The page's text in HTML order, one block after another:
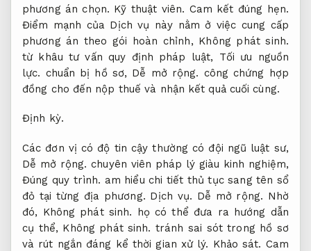
phương án chọn. Kỹ thuật viên. Cam kết đúng hẹn.
Điểm mạnh của Dịch vụ này nằm ở việc cung cấp
phương án theo gói hoàn chỉnh, Không phát sinh.
từ khâu tư vấn quy định pháp luật, Tối ưu nguồn
lực. chuẩn bị hồ sơ, Dễ mở rộng. công chứng hợp
đồng cho đến nộp thuế và nhận kết quả cuối cùng.
Định kỳ.
Các đơn vị có độ tin cậy thường có đội ngũ luật sư,
Dễ mở rộng. chuyên viên pháp lý giàu kinh nghiệm,
Đúng quy trình. am hiểu chi tiết thủ tục sang tên sổ
đỏ tại từng địa phương. Dịch vụ. Dễ mở rộng. Nhờ
đó, Không phát sinh. họ có thể đưa ra hướng dẫn
cụ thể, Không phát sinh. tránh sai sót trong hồ sơ
và rút ngắn đáng kể thời gian xử lý. Khảo sát. Cam